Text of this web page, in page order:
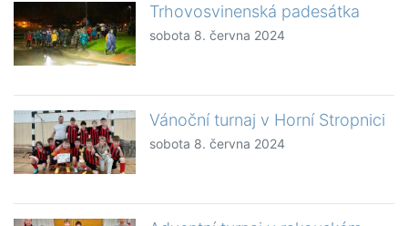
Trhovosvinenská padesátka
sobota 8. června 2024
Vánoční turnaj v Horní Stropnici
sobota 8. června 2024